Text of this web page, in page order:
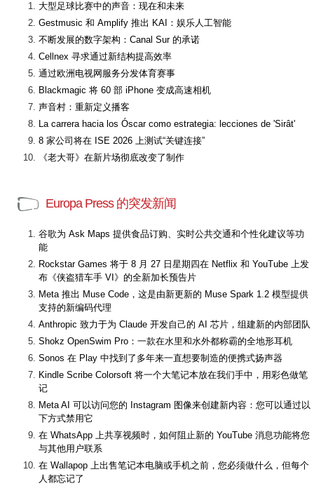
大型足球比赛中的声音：现在和未来
Gestmusic 和 Amplify 推出 KAI：娱乐人工智能
不断发展的数字架构：Canal Sur 的承诺
Cellnex 寻求通过新结构提高效率
通过欧洲电视网服务分发体育赛事
Blackmagic 将 60 部 iPhone 变成高速相机
声音村：重新定义播客
La carrera hacia los Óscar como estrategia: lecciones de 'Sirât'
8 家公司将在 ISE 2026 上测试“关键连接”
《老大哥》在新片场彻底改变了制作
Europa Press 的突发新闻
谷歌为 Ask Maps 提供食品订购、实时公共交通和个性化建议等功
能
Rockstar Games 将于 8 月 27 日星期四在 Netflix 和 YouTube 上发
布《侠盗猎车手 VI》的全新加长预告片
Meta 推出 Muse Code，这是由新更新的 Muse Spark 1.2 模型提供
支持的新编码代理
Anthropic 致力于为 Claude 开发自己的 AI 芯片，组建新的内部团队
Shokz OpenSwim Pro：一款在水里和水外都称霸的全地形耳机
Sonos 在 Play 中找到了多年来一直想要制造的便携式扬声器
Kindle Scribe Colorsoft 将一个大笔记本放在我们手中，用彩色做笔
记
Meta AI 可以访问您的 Instagram 图像来创建新内容：您可以通过以
下方式禁用它
在 WhatsApp 上共享视频时，如何阻止新的 YouTube 消息功能将您
与其他用户联系
在 Wallapop 上出售笔记本电脑或手机之前，您必须做什么，但每个
人都忘记了